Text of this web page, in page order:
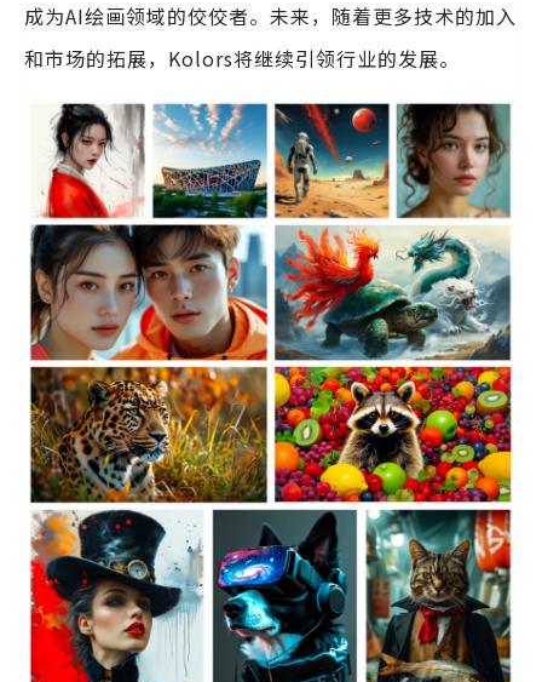
成为AI绘画领域的佼佼者。未来，随着更多技术的加入
和市场的拓展，Kolors将继续引领行业的发展。